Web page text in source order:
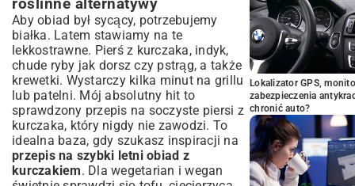
roślinne alternatywy
Aby obiad był sycący, potrzebujemy
białka. Latem stawiamy na te
lekkostrawne. Pierś z kurczaka, indyk,
chude ryby jak dorsz czy pstrąg, a także
krewetki. Wystarczy kilka minut na grillu
lub patelni. Mój absolutny hit to
sprawdzony przepis na soczyste piersi z
kurczaka, który nigdy nie zawodzi. To
idealna baza, gdy szukasz inspiracji na
przepis na szybki letni obiad z
kurczakiem. Dla wegetarian i wegan
Lokalizator GPS,
zabezpieczenia
chronić auto?